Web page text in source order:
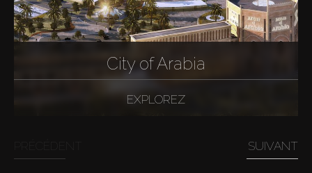
City of Arabia
EXPLOREZ
SUIVANT